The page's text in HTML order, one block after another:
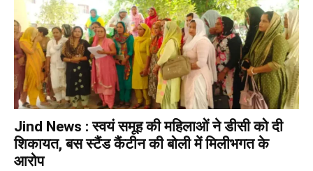
Jind News : स्वयं समूह की महिलाओं ने डीसी को दी
शिकायत, बस स्टैंड कैंटीन की बोली में मिलीभगत के
आरोप